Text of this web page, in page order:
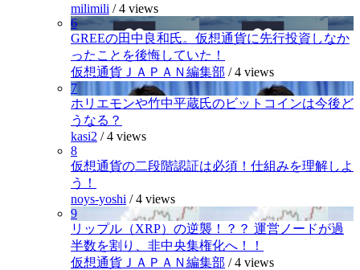
milimili /4 views
6
GREEの田中良和氏。仮想通貨に先行投資しなか
ったことを後悔していた！
仮想通貨ＪＡＰＡＮ編集部 /4 views
7
ホリエモンや竹中平蔵氏のビットコインは今後ど
うなる？
kasi2 /4 views
8
仮想通貨の二段階認証は必須！仕組みを理解しよ
う！
noys-yoshi /4 views
9
リップル（XRP）の逆襲！？？ 運営ノードが過
半数を割り、非中央集権化へ！！
仮想通貨ＪＡＰＡＮ編集部 /4 views